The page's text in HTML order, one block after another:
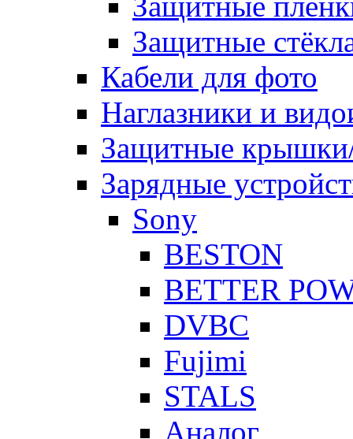
Защитные
Кабели для фото
Наглазники и
Защитные
Зарядные
Sony
BESTON
BETTER
DVBC
Fujimi
STALS
Аналог